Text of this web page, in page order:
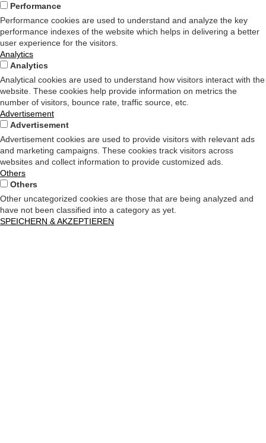
Performance
Performance cookies are used to understand and analyze the key
performance indexes of the website which helps in delivering a better
user experience for the visitors.
Analytics
Analytics
Analytical cookies are used to understand how visitors interact with the
website. These cookies help provide information on metrics the
number of visitors, bounce rate, traffic source, etc.
Advertisement
Advertisement
Advertisement cookies are used to provide visitors with relevant ads
and marketing campaigns. These cookies track visitors across
websites and collect information to provide customized ads.
Others
Others
Other uncategorized cookies are those that are being analyzed and
have not been classified into a category as yet.
SPEICHERN & AKZEPTIEREN